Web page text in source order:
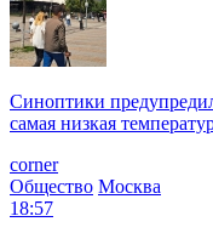
Синоптики
самая низкая
corner
Общество Москва
18:57